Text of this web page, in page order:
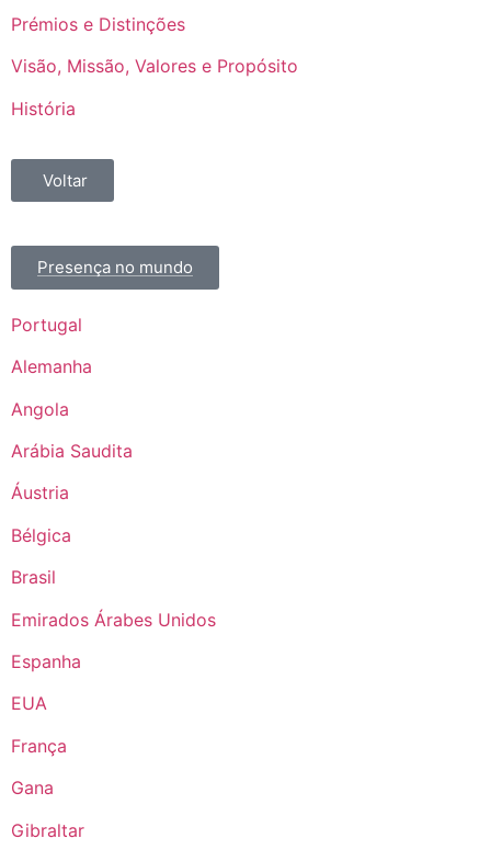
Prémios e Distinções
Visão, Missão, Valores e Propósito
História
Voltar
Presença no mundo
Portugal
Alemanha
Angola
Arábia Saudita
Áustria
Bélgica
Brasil
Emirados Árabes Unidos
Espanha
EUA
França
Gana
Gibraltar